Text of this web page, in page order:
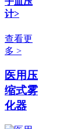
计>
查看更
多 >
医用压
缩式雾
化器